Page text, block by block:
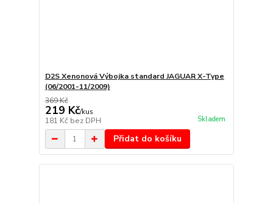
D2S Xenonová Výbojka standard JAGUAR X-Type
(06/2001-11/2009)
369 Kč
219 Kč/kus
181 Kč bez DPH Skladem
Přidat do košíku